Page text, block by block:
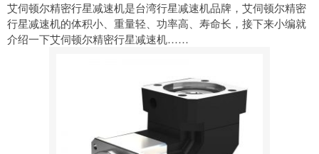
艾伺顿尔精密行星减速机是台湾行星减速机品牌，艾伺顿尔精密
行星减速机的体积小、重量轻、功率高、寿命长，接下来小编就
介绍一下艾伺顿尔精密行星减速机……